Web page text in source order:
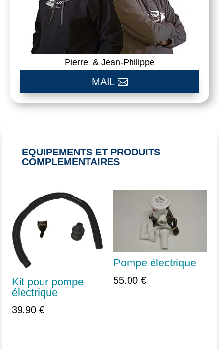
Pierre & Jean-Philippe
MAIL
EQUIPEMENTS ET PRODUITS
COMPLEMENTAIRES
Kit pour pompe
électrique
39.90€
Pompe électrique
55.00 €